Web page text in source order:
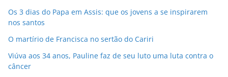
Os 3 dias do Papa em Assis: que os jovens a se inspirarem
nos santos
O martírio de Francisca no sertão do Cariri
Viúva aos 34 anos, Pauline faz de seu luto uma luta contra o
câncer